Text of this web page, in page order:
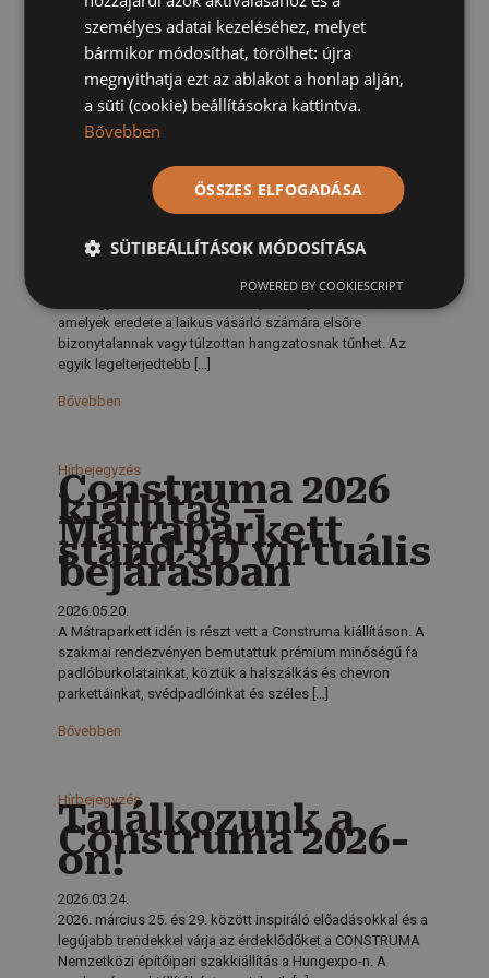
megy ki a divatból, mégpedig
Bővebben
Svédpadló
rejtély: Mi köze a
skandinávoknak
a magyar
tölgyfához?
2026.05.22.
A lakberendezési és belsőépítészeti trendek követése
amelyek eredete a laikus vásárló számára elsőre
bizonytalannak vagy túlzottan hangzatosnak tűnhet. Az
egyik legelterjedtebb […]
Bővebben
Hírbejegyzés
Construma 2026
kiállítás –
Mátraparkett
stand 3D virtuális
bejárásban
2026.05.20.
A Mátraparkett idén is részt vett a Construma kiállításon. A
szakmai rendezvényen bemutattuk prémium minőségű fa
padlóburkolatainkat, köztük a halszálkás és chevron
parkettáinkat, svédpadlóinkat és széles […]
Bővebben
Hírbejegyzés
Találkozunk a
Construma 2026-
on!
2026.03.24.
2026. március 25. és 29. között inspiráló előadásokkal és a
legújabb trendekkel várja az érdeklődőket a CONSTRUMA
Nemzetközi építőipari szakkiállítás a Hungexpo-n. A
személyes adatai kezeléséhez, melyet
bármikor módosíthat, törölhet: újra
megnyithatja ezt az ablakot a honlap alján,
a süti (cookie) beállításokra kattintva.
Bővebben
ÖSSZES ELFOGADÁSA
SÜTIBEÁLLÍTÁSOK MÓDOSÍTÁSA
POWERED BY COOKIESCRIPT